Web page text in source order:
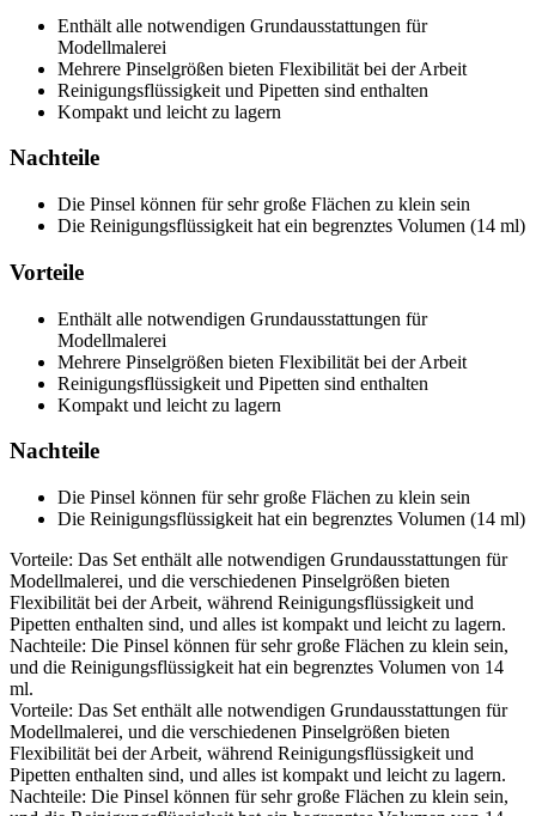
Enthält alle notwendigen Grundausstattungen für
Modellmalerei
Mehrere Pinselgrößen bieten Flexibilität bei der Arbeit
Reinigungsflüssigkeit und Pipetten sind enthalten
Kompakt und leicht zu lagern
Nachteile
Die Pinsel können für sehr große Flächen zu klein sein
Die Reinigungsflüssigkeit hat ein begrenztes Volumen (14 ml)
Vorteile
Enthält alle notwendigen Grundausstattungen für
Modellmalerei
Mehrere Pinselgrößen bieten Flexibilität bei der Arbeit
Reinigungsflüssigkeit und Pipetten sind enthalten
Kompakt und leicht zu lagern
Nachteile
Die Pinsel können für sehr große Flächen zu klein sein
Die Reinigungsflüssigkeit hat ein begrenztes Volumen (14 ml)
Vorteile: Das Set enthält alle notwendigen Grundausstattungen für
Modellmalerei, und die verschiedenen Pinselgrößen bieten
Flexibilität bei der Arbeit, während Reinigungsflüssigkeit und
Pipetten enthalten sind, und alles ist kompakt und leicht zu lagern.
Nachteile: Die Pinsel können für sehr große Flächen zu klein sein,
und die Reinigungsflüssigkeit hat ein begrenztes Volumen von 14
ml.
Vorteile: Das Set enthält alle notwendigen Grundausstattungen für
Modellmalerei, und die verschiedenen Pinselgrößen bieten
Flexibilität bei der Arbeit, während Reinigungsflüssigkeit und
Pipetten enthalten sind, und alles ist kompakt und leicht zu lagern.
Nachteile: Die Pinsel können für sehr große Flächen zu klein sein,